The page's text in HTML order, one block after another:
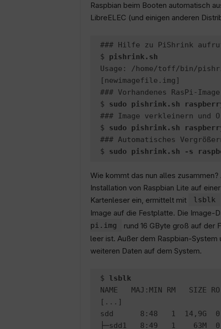
Raspbian beim Booten automatisch
LibreELEC (und einigen anderen
### Hilfe zu PiShrink
$ pishrink.sh
Usage: /home/toff/bin/
[newimagefile.img]
### Vorhandenes RasPi-
$ sudo pishrink.sh
### Image verkleinern und
$ sudo pishrink.sh
### Automatisches
$ sudo pishrink.sh -s
Wie kommt das nun alles
Installation von Raspbian Lite auf
Kartenleser ein, ermittelt mit
lsblk
Image auf die Festplatte. Die Image-
pi.img
rund 16 GByte groß auf
leer ist. Außer dem Raspbian-System
weiteren Daten auf dem System.
$ lsblk
NAME   MAJ:MIN RM   SIZE RO
[...]
sdd      8:48   1  14,9G
├─sdd1   8:49   1    63M